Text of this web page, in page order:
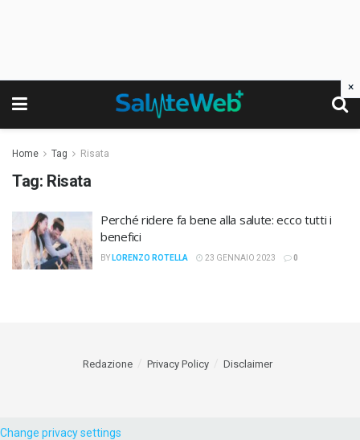
Home Tag Risata
Tag: Risata
Perché ridere fa bene alla salute: ecco tutti i
benefici
BY LORENZO ROTELLA 23 GENNAIO 2023 0
Redazione Privacy Policy Disclaimer
Change privacy settings
×